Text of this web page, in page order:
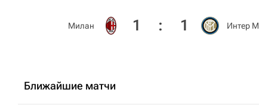
Милан 1 : 1 Интер М
Ближайшие матчи